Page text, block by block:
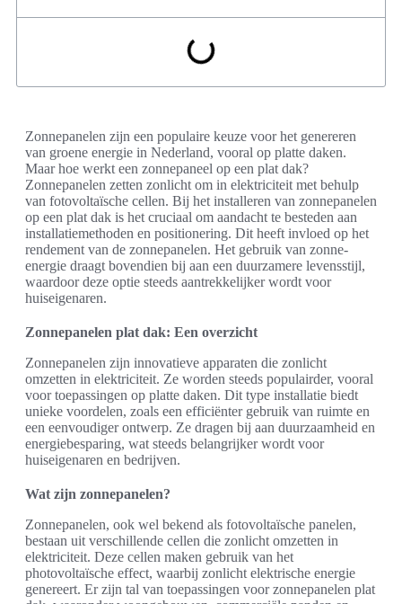
Zonnepanelen zijn een populaire keuze voor het genereren
van groene energie in Nederland, vooral op platte daken.
Maar hoe werkt een zonnepaneel op een plat dak?
Zonnepanelen zetten zonlicht om in elektriciteit met behulp
van fotovoltaïsche cellen. Bij het installeren van zonnepanelen
op een plat dak is het cruciaal om aandacht te besteden aan
installatiemethoden en positionering. Dit heeft invloed op het
rendement van de zonnepanelen. Het gebruik van zonne-
energie draagt bovendien bij aan een duurzamere levensstijl,
waardoor deze optie steeds aantrekkelijker wordt voor
huiseigenaren.
Zonnepanelen plat dak: Een overzicht
Zonnepanelen zijn innovatieve apparaten die zonlicht
omzetten in elektriciteit. Ze worden steeds populairder, vooral
voor toepassingen op platte daken. Dit type installatie biedt
unieke voordelen, zoals een efficiënter gebruik van ruimte en
een eenvoudiger ontwerp. Ze dragen bij aan duurzaamheid en
energiebesparing, wat steeds belangrijker wordt voor
huiseigenaren en bedrijven.
Wat zijn zonnepanelen?
Zonnepanelen, ook wel bekend als fotovoltaïsche panelen,
bestaan uit verschillende cellen die zonlicht omzetten in
elektriciteit. Deze cellen maken gebruik van het
photovoltaïsche effect, waarbij zonlicht elektrische energie
genereert. Er zijn tal van toepassingen voor zonnepanelen plat